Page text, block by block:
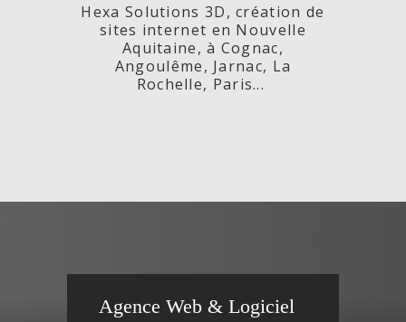
Hexa Solutions 3D, création de
sites internet en Nouvelle
Aquitaine, à Cognac,
Angoulême, Jarnac, La
Rochelle, Paris...
Agence Web & Logiciel